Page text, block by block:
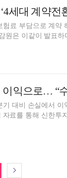
세대 계약전
료 부담으로 계약
대비 손실에서
자료를 통해 신한투